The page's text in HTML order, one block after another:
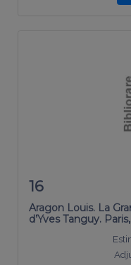
16
Aragon Louis. La
d’Yves Tanguy.